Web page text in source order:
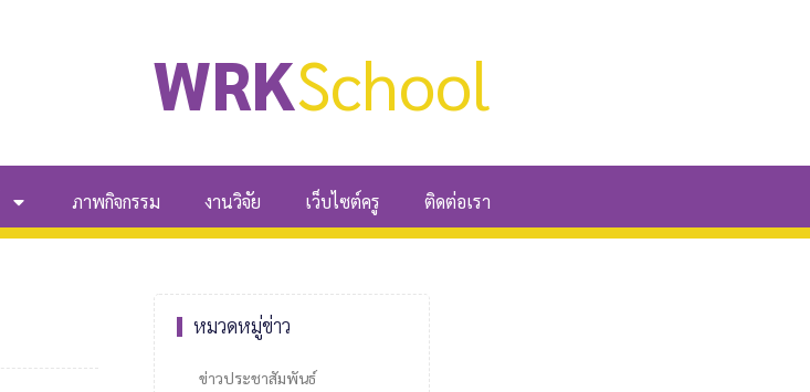
WRKSchool
ภาพกิจกรรม งานวิจัย เว็บไซต์ครู ติดต่อเรา
หมวดหมู่ข่าว
ข่าวประชาสัมพันธ์